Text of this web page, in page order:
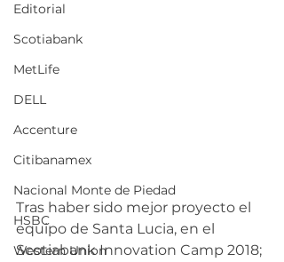
Editorial
Scotiabank
MetLife
DELL
Accenture
Citibanamex
Nacional Monte de Piedad
HSBC
Western Union
Tras haber sido mejor proyecto el
equipo de Santa Lucia, en el
Scotiabank Innovation Camp 2018;